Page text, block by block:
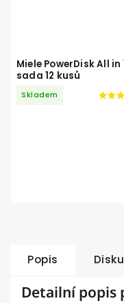
Miele PowerDisk All in
sada 12 kusů
Skladem
Popis
Detailní popis